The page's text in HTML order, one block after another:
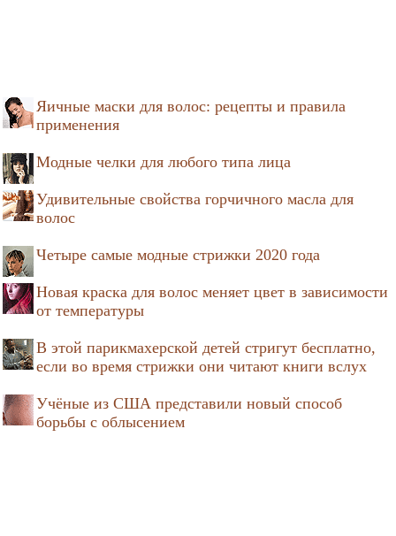
Яичные маски для волос: рецепты и правила
применения
Модные челки для любого типа лица
Удивительные свойства горчичного масла для
волос
Четыре самые модные стрижки 2020 года
Новая краска для волос меняет цвет в зависимости
от температуры
В этой парикмахерской детей стригут бесплатно,
если во время стрижки они читают книги вслух
Учёные из США представили новый способ
борьбы с облысением